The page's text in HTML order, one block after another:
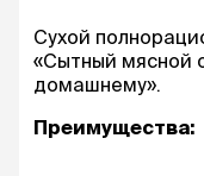
Сухой
«Сытный мясной
домашнему».
Преимущества: